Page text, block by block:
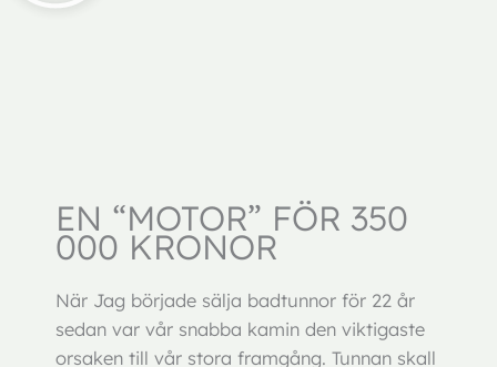
EN “MOTOR” FÖR 350
000 KRONOR
När Jag började sälja badtunnor för 22 år
sedan var vår snabba kamin den viktigaste
orsaken till vår stora framgång. Tunnan skall